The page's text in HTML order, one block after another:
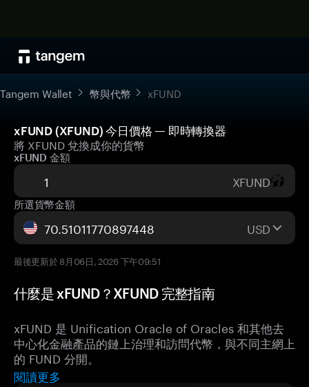
Tangem Wallet 幣與代幣 xFUND
xFUND (XFUND) 今日價格 — 即時轉換器
將 XFUND 兌換成你的貨幣
xFUND 金額
XFUND
所選貨幣金額
USD
最後更新於 8月06日, 2026 下午09:51
什麼是 xFUND？XFUND 完整指南
xFUND 是 Unification Oracle of Oracles 和其他去
中心化金融產品的鏈上治理和訪問代幣，與不同主網上
的 FUND 分開。
閱讀更多